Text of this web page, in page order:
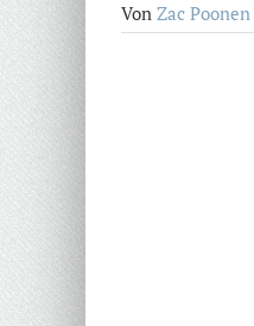
Von Zac Poonen